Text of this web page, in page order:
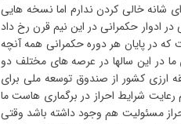
شانه خالی کردن ندارم اما نسخه هایی
ادوار حکمرانی در این نیم قرن رخ داد
در پایان هر دوره حکمرانی همه آنچه
ما در این سالها در عرصه های مختلف دو
ما پایین است اگر ۸ میلیارد دلار در اوج مضیقه ارزی کشور از صندوق توسعه ملی برای
رعایت شرایط احراز در برگماری هاست ما
مسئولیت هم وجود داشته باشد وقتی